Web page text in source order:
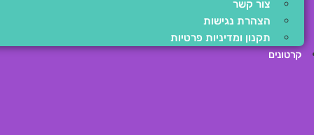
צור קשר
הצהרת נגישות
תקנון ומדיניות פרטיות
קרטונים